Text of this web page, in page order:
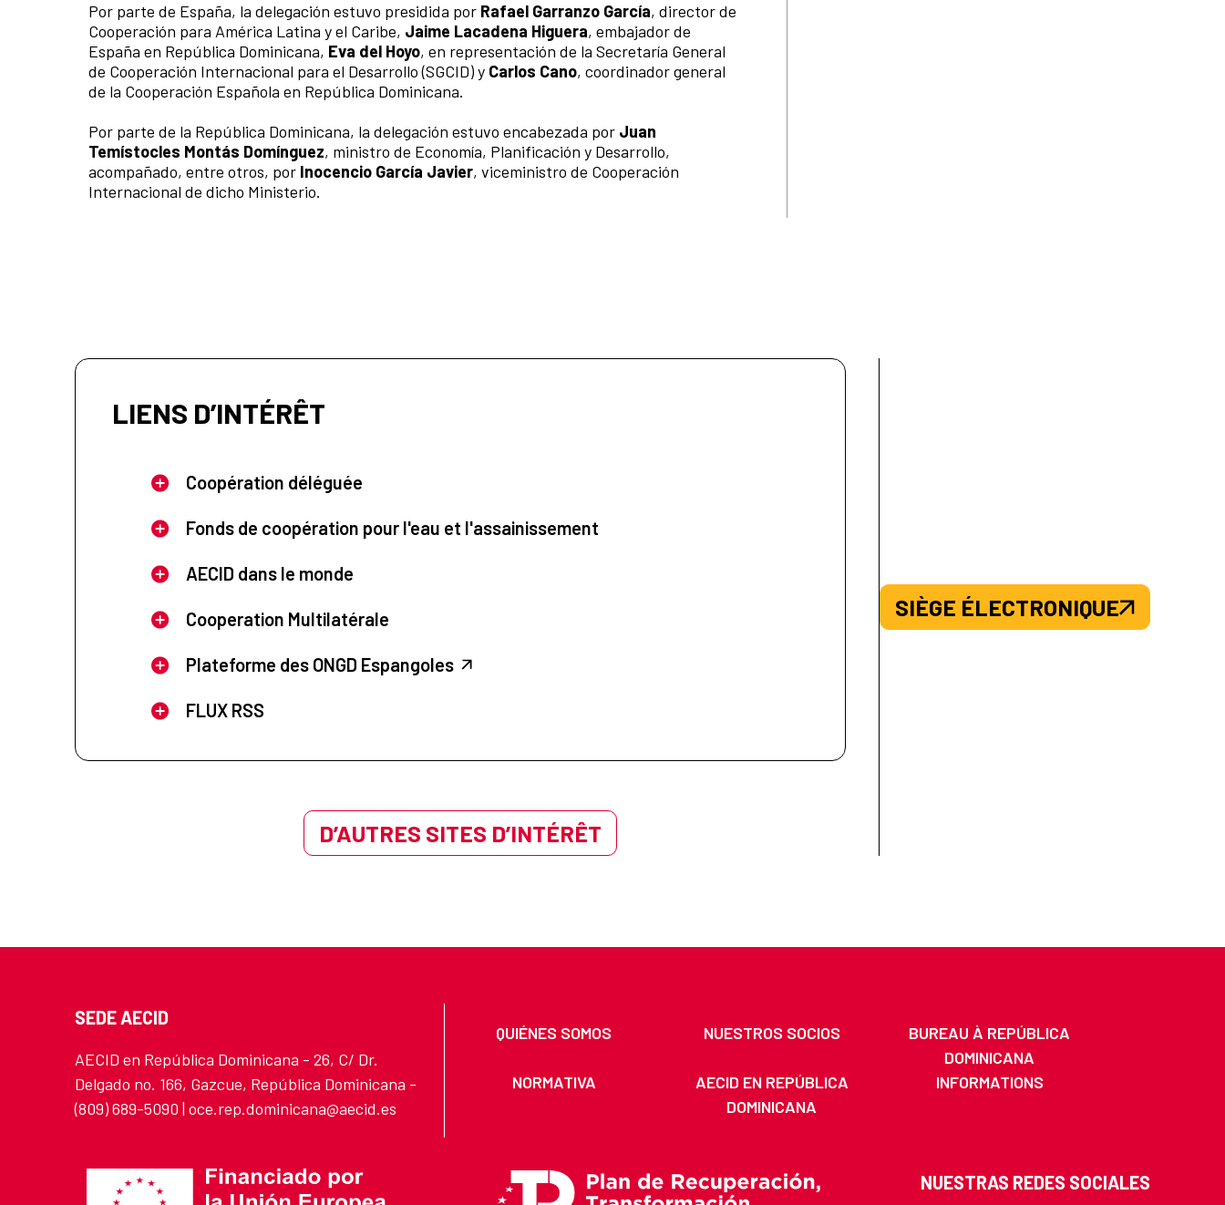
Por parte de España, la delegación estuvo presidida por Rafael Garranzo García, director de
Cooperación para América Latina y el Caribe, Jaime Lacadena Higuera, embajador de
España en República Dominicana, Eva del Hoyo, en representación de la Secretaría General
de Cooperación Internacional para el Desarrollo (SGCID) y Carlos Cano, coordinador general
de la Cooperación Española en República Dominicana.
Por parte de la República Dominicana, la delegación estuvo encabezada por Juan
Temístocles Montás Domínguez, ministro de Economía, Planificación y Desarrollo,
acompañado, entre otros, por Inocencio García Javier, viceministro de Cooperación
Internacional de dicho Ministerio.
LIENS D’INTÉRÊT
Coopération déléguée
Fonds de coopération pour l'eau et l'assainissement
AECID dans le monde
Cooperation Multilatérale
Plateforme des ONGD Espangoles
FLUX RSS
D’AUTRES SITES D’INTÉRÊT
SIÈGE ÉLECTRONIQUE
SEDE AECID
AECID en República Dominicana - 26, C/ Dr.
Delgado no. 166, Gazcue, República Dominicana -
(809) 689-5090 | oce.rep.dominicana@aecid.es
QUIÉNES SOMOS NUESTROS SOCIOS
BUREAU À REPÚBLICA
DOMINICANA
NORMATIVA
AECID EN REPÚBLICA
DOMINICANA
INFORMATIONS
NUESTRAS REDES SOCIALES